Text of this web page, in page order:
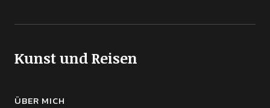
Kunst und Reisen
ÜBER MICH